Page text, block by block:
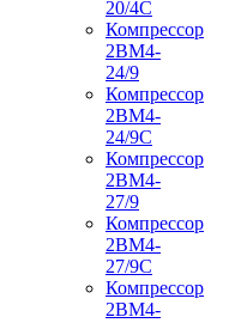
20/4С
Компрессор
2ВМ4-
24/9
Компрессор
2ВМ4-
24/9С
Компрессор
2ВМ4-
27/9
Компрессор
2ВМ4-
27/9С
Компрессор
2ВМ4-